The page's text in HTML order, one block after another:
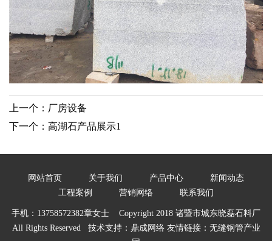
上一个： 厂房设备
下一个： 高湖石产品展示1
网站首页 关于我们 产品中心
新闻动态
工程案例
营销网络 联系我们
手机：13758572382章女士 Copyright 2018 诸暨市城东晓磊石料厂
All Rights Reserved 技术支持： 鼎成网络 友情链接： 无缝钢管产业